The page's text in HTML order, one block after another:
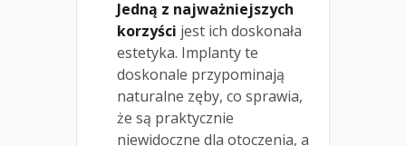
Jedną z najważniejszych
korzyści jest ich doskonała
estetyka. Implanty te
doskonale przypominają
naturalne zęby, co sprawia,
że są praktycznie
niewidoczne dla otoczenia, a